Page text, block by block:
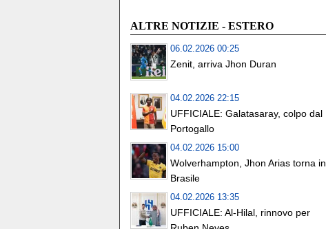
ALTRE NOTIZIE - ESTERO
06.02.2026 00:25
Zenit, arriva Jhon Duran
04.02.2026 22:15
UFFICIALE: Galatasaray, colpo dal
Portogallo
04.02.2026 15:00
Wolverhampton, Jhon Arias torna in
Brasile
04.02.2026 13:35
UFFICIALE: Al-Hilal, rinnovo per